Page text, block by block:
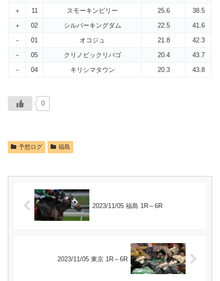
＋
11 スモーキンビリー 25.6
38.5
＋
02 シルバーキングダム 22.5
41.6
－
01 オコジュ 21.8
42.3
－
05 クリノビックリバゴ 20.4
43.7
－
04 キリシマタウン 20.3 43.8
0
予想ログ 福島
2023/11/05 福島 1R～6R
2023/11/05 東京 1R～6R